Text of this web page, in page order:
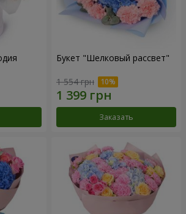
Букет "Шелковый рассвет"
1 554 грн
Заказать